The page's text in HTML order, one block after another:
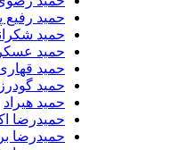
حمید رفیع پور
حمید شکرانه
حمید عسکری
حمید قهاری
حمید گودرزی و
حمید هیراد
حمیدرضا اکبری
حمیدرضا برومند